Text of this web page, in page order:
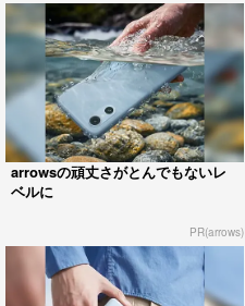
arrowsの頑丈さがとんでもないレ
ベルに
PR(arrows)